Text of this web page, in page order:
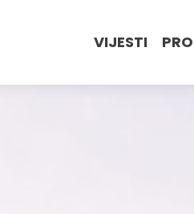
VIJESTI